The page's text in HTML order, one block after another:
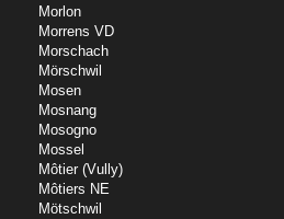
Morlon
Morrens VD
Morschach
Mörschwil
Mosen
Mosnang
Mosogno
Mossel
Môtier (Vully)
Môtiers NE
Mötschwil